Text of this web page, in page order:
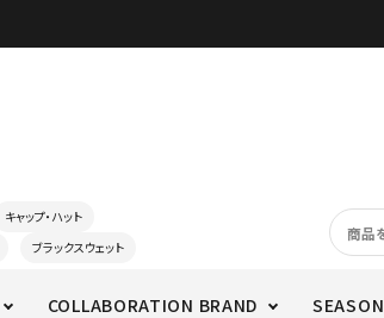
キャップ・ハット
ブラックスウェット
COLLABORATION BRAND SEASON